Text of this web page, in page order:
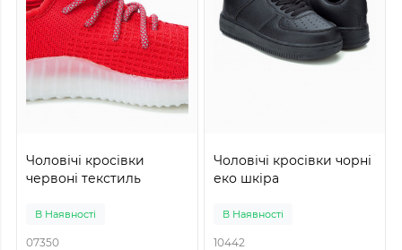
Чоловічі кросівки
червоні текстиль
В Наявності
07350
Чоловічі кросівки чорні
еко шкіра
В Наявності
10442